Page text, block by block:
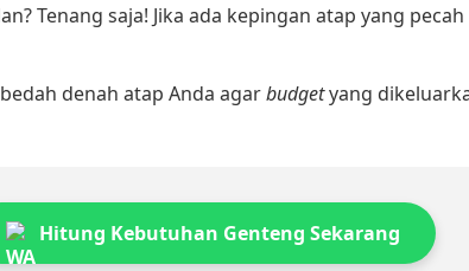
Tenang saja! Jika ada kepingan atap yang
denah atap Anda agarbudgetyang
Hitung Kebutuhan Genteng Sekarang